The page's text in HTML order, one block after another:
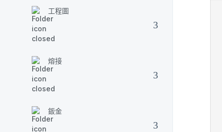
工程圖
熔接
鈑金